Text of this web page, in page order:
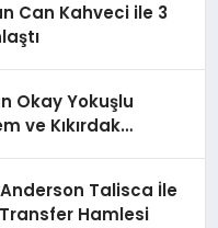
Can Kahveci ile 3
Okay Yokuşlu
ve Kıkırdak
Talisca İle
Hamlesi